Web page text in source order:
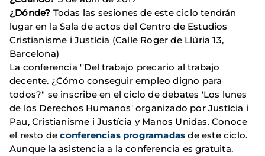
¿Dónde? Todas las sesiones de este ciclo tendrán
lugar en la Sala de actos del Centro de Estudios
Cristianisme i Justícia (Calle Roger de Llúria 13,
Barcelona)
La conferencia ''Del trabajo precario al trabajo
decente. ¿Cómo conseguir empleo digno para
todos?" se inscribe en el ciclo de debates 'Los lunes
de los Derechos Humanos' organizado por Justícia i
Pau, Cristianisme i Justícia y Manos Unidas. Conoce
el resto deconferencias programadasde este ciclo.
Aunque la asistencia a la conferencia es gratuita,